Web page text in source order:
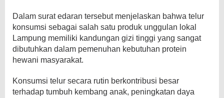
Dalam surat edaran tersebut menjelaskan bahwa telur
konsumsi sebagai salah satu produk unggulan lokal
Lampung memiliki kandungan gizi tinggi yang sangat
dibutuhkan dalam pemenuhan kebutuhan protein
hewani masyarakat.
Konsumsi telur secara rutin berkontribusi besar
terhadap tumbuh kembang anak, peningkatan daya